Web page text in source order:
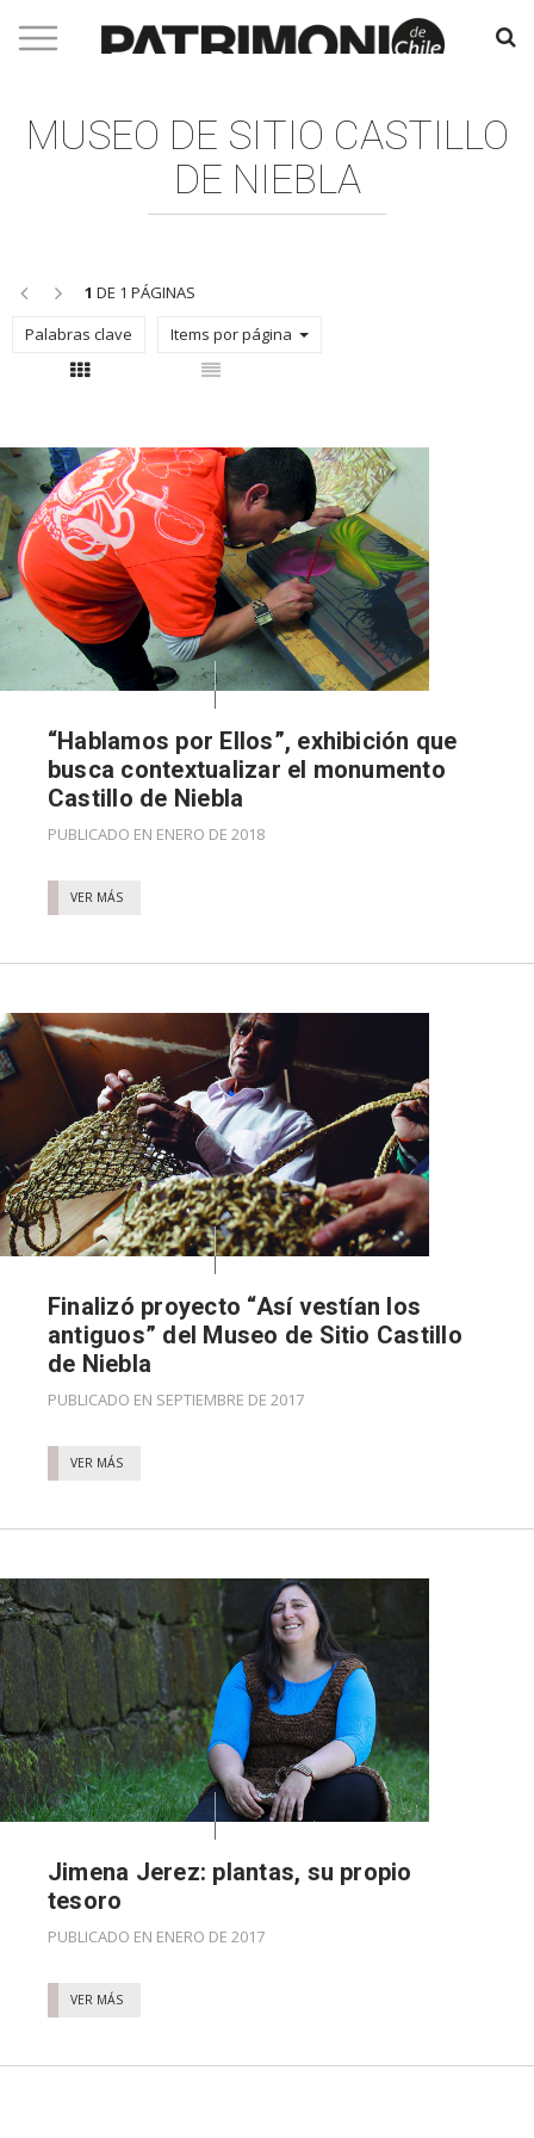
MUSEO DE SITIO CASTILLO
DE NIEBLA
<< >> 1 DE 1 PÁGINAS
Palabras clave
Items por página
Con thumbnail Sin thumbnail
“Hablamos por Ellos”, exhibición que
busca contextualizar el monumento
Castillo de Niebla
PUBLICADO EN ENERO DE 2018
VER MÁS
Finalizó proyecto “Así vestían los
antiguos” del Museo de Sitio Castillo
de Niebla
PUBLICADO EN SEPTIEMBRE DE 2017
VER MÁS
Jimena Jerez: plantas, su propio
tesoro
PUBLICADO EN ENERO DE 2017
VER MÁS